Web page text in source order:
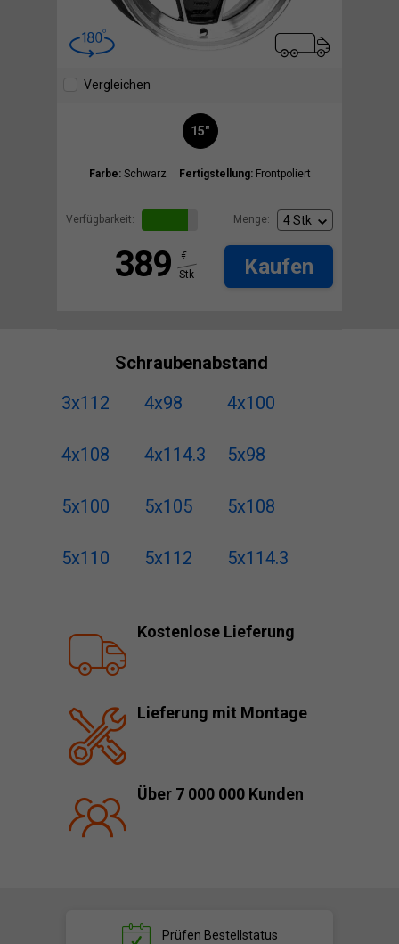
Vergleichen
15"
Farbe: Schwarz Fertigstellung: Frontpoliert
Verfügbarkeit: Menge:
389
€
Stk
Kaufen
Schraubenabstand
3x112
4x98 4x100
4x108 4x114.3 5x98
5x100 5x105 5x108
5x110 5x112 5x114.3
Kostenlose Lieferung
Lieferung mit Montage
Über 7 000 000 Kunden
Prüfen Bestellstatus